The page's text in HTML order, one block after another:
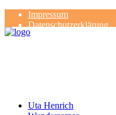
Impressum
Datenschutzerklärung
Kontakt
Uta Henrich